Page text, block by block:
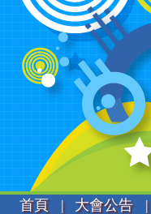
首頁 | 大會公告 |